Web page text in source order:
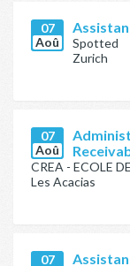
07
Aoû
Spotted
Zurich
07
Aoû
CREA - ECOLE
Les Acacias
07